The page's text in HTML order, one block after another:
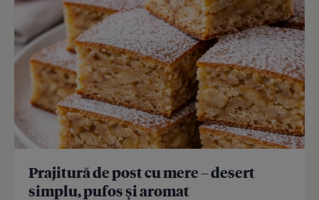
Prajitură de post cu mere – desert
simplu, pufos și aromat